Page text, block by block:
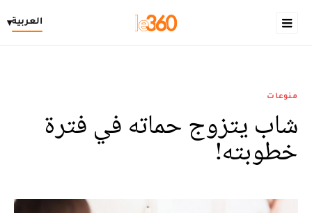
العربية▾
منوعات
شاب يتزوج حماته في فترة
خطوبته!